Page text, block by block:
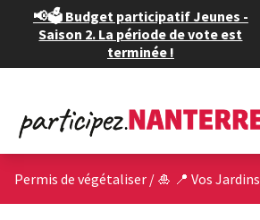
📢🗳️ Budget participatif Jeunes -
Saison 2. La période de vote est
terminée !
Permis de végétaliser / 🎍 📍 Vos Jardins